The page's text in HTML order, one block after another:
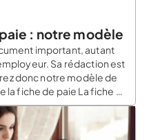
: notre modèle
important, autant
Sa rédaction est
donc notre modèle de
fiche de paie La fiche de
permettant de
perçue par un